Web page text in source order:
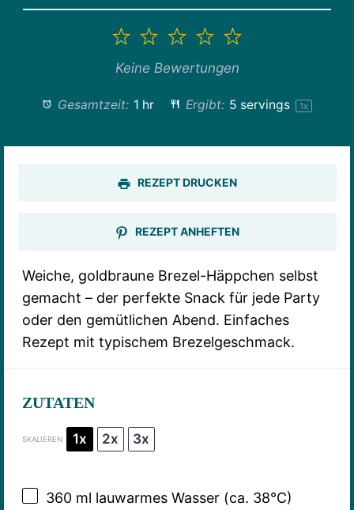
5
4
Sterne
3
Sterne
2
Sterne
1
Stern
Keine Bewertungen
Gesamtzeit: 1 hr Ergibt: 5 servings 1x
REZEPT DRUCKEN
REZEPT ANHEFTEN
Weiche, goldbraune Brezel-Häppchen selbst
gemacht – der perfekte Snack für jede Party
oder den gemütlichen Abend. Einfaches
Rezept mit typischem Brezelgeschmack.
ZUTATEN
SKALIEREN 1x 2x 3x
360ml lauwarmes Wasser (ca. 38°C)